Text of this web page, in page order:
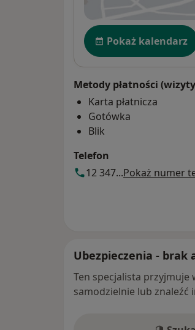
Dostępność
Pokaż kalendarz
Metody płatności
Karta płatnicza
Gotówka
Blik
Telefon
12 347...Pokaż numer
Ubezpieczenia - brak
Ten specjalista przyjmuje
samodzielnie lub znaleźć